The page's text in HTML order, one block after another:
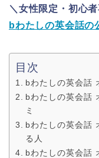
＼女性限定・初心
bわたしの英会話の
目次
bわたしの英会話
bわたしの英会話
ミ
bわたしの英会話
る人
bわたしの英会話